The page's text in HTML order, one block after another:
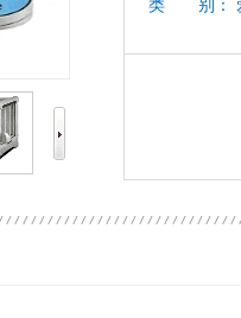
类 别：